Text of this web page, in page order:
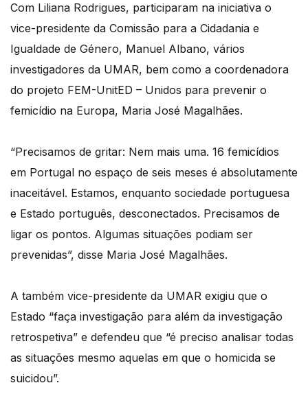
Com Liliana Rodrigues, participaram na iniciativa o
vice-presidente da Comissão para a Cidadania e
Igualdade de Género, Manuel Albano, vários
investigadores da UMAR, bem como a coordenadora
do projeto FEM-UnitED – Unidos para prevenir o
femicídio na Europa, Maria José Magalhães.
“Precisamos de gritar: Nem mais uma. 16 femicídios
em Portugal no espaço de seis meses é absolutamente
inaceitável. Estamos, enquanto sociedade portuguesa
e Estado português, desconectados. Precisamos de
ligar os pontos. Algumas situações podiam ser
prevenidas”, disse Maria José Magalhães.
A também vice-presidente da UMAR exigiu que o
Estado “faça investigação para além da investigação
retrospetiva” e defendeu que “é preciso analisar todas
as situações mesmo aquelas em que o homicida se
suicidou”.